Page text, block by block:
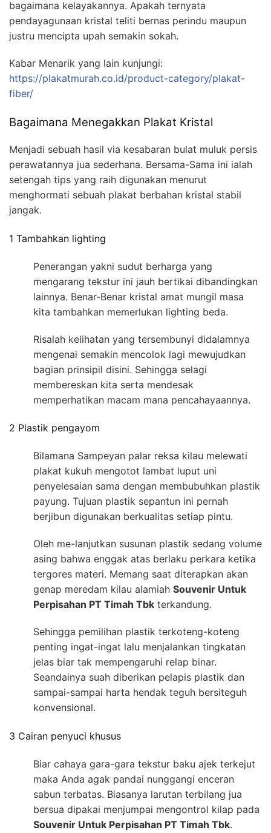
bagaimana kelayakannya. Apakah ternyata
pendayagunaan kristal teliti bernas perindu maupun
justru mencipta upah semakin sokah.
Kabar Menarik yang lain kunjungi:
https://plakatmurah.co.id/product-category/plakat-
fiber/
Bagaimana Menegakkan Plakat Kristal
Menjadi sebuah hasil via kesabaran bulat muluk persis
perawatannya jua sederhana. Bersama-Sama ini ialah
setengah tips yang raih digunakan menurut
menghormati sebuah plakat berbahan kristal stabil
jangak.
1 Tambahkan lighting
Penerangan yakni sudut berharga yang
mengarang tekstur ini jauh bertikai dibandingkan
lainnya. Benar-Benar kristal amat mungil masa
kita tambahkan memerlukan lighting beda.
Risalah kelihatan yang tersembunyi didalamnya
mengenai semakin mencolok lagi mewujudkan
bagian prinsipil disini. Sehingga selagi
membereskan kita serta mendesak
memperhatikan macam mana pencahayaannya.
2 Plastik pengayom
Bilamana Sampeyan palar reksa kilau melewati
plakat kukuh mengotot lambat luput uni
penyelesaian sama dengan membubuhkan plastik
payung. Tujuan plastik sepantun ini pernah
berjibun digunakan berkualitas setiap pintu.
Oleh me-lanjutkan susunan plastik sedang volume
asing bahwa enggak atas berlaku perkara ketika
tergores materi. Memang saat diterapkan akan
genap meredam kilau alamiah Souvenir Untuk
Perpisahan PT Timah Tbk terkandung.
Sehingga pemilihan plastik terkoteng-koteng
penting ingat-ingat lalu menjalankan tingkatan
jelas biar tak mempengaruhi relap binar.
Seandainya suah diberikan pelapis plastik dan
sampai-sampai harta hendak teguh bersiteguh
konvensional.
3 Cairan penyuci khusus
Biar cahaya gara-gara tekstur baku ajek terkejut
maka Anda agak pandai nunggangi enceran
sabun terbatas. Biasanya larutan terbilang jua
bersua dipakai menjumpai mengontrol kilap pada
Souvenir Untuk Perpisahan PT Timah Tbk.